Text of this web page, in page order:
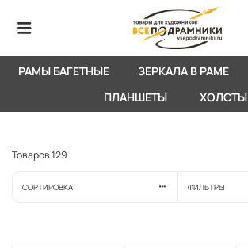
РАМЫ БАГЕТНЫЕ ЗЕРКАЛА В РАМЕ
ПЛАНШЕТЫ
ХОЛСТЫ
Товаров129
СОРТИРОВКА ФИЛЬТРЫ